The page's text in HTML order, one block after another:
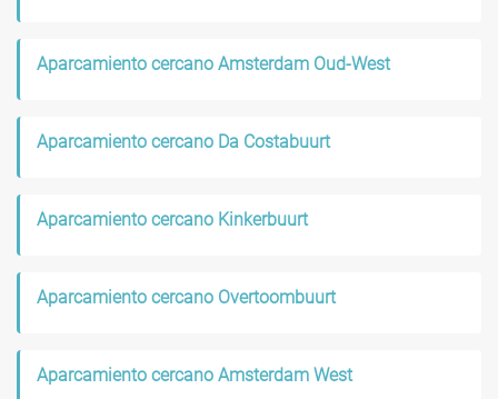
Aparcamiento cercano Amsterdam Oud-West
Aparcamiento cercano Da Costabuurt
Aparcamiento cercano Kinkerbuurt
Aparcamiento cercano Overtoombuurt
Aparcamiento cercano Amsterdam West